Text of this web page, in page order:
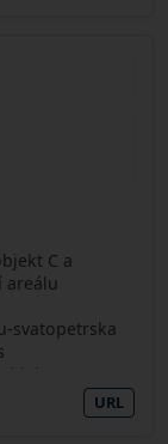
C a
areálu
svatopetrska
B
2020/
URL